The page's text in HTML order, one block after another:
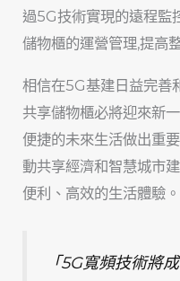
過5G技術實現的遠程監
儲物櫃的運營管理,提高
相信在5G基建日益完善
共享儲物櫃必將迎來新
便捷的未來生活做出重
動共享經濟和智慧城市
便利、高效的生活體驗。
「5G寬頻技術將